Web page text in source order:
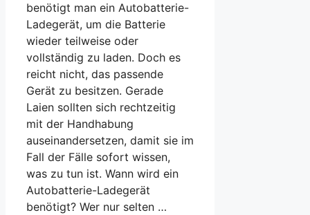
benötigt man ein Autobatterie-
Ladegerät, um die Batterie
wieder teilweise oder
vollständig zu laden. Doch es
reicht nicht, das passende
Gerät zu besitzen. Gerade
Laien sollten sich rechtzeitig
mit der Handhabung
auseinandersetzen, damit sie im
Fall der Fälle sofort wissen,
was zu tun ist. Wann wird ein
Autobatterie-Ladegerät
benötigt? Wer nur selten …